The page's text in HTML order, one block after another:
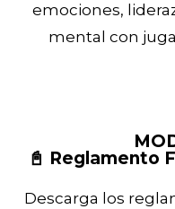
emociones,
mental con
📓 Reglamento
Descarga los